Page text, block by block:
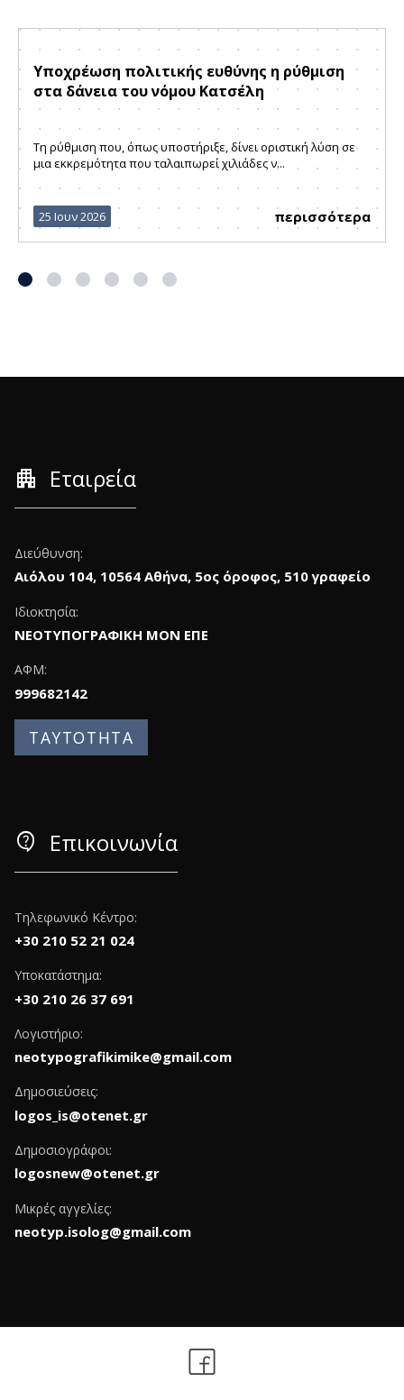
Υποχρέωση πολιτικής ευθύνης η ρύθμιση
στα δάνεια του νόμου Κατσέλη
Τη ρύθμιση που, όπως υποστήριξε, δίνει οριστική λύση σε
μια εκκρεμότητα που ταλαιπωρεί χιλιάδες ν...
25 Ιουν 2026 περισσότερα
apartment Εταιρεία
Διεύθυνση:
Αιόλου 104, 10564 Αθήνα, 5ος όροφος, 510 γραφείο
Ιδιοκτησία:
ΝΕΟΤΥΠΟΓΡΑΦΙΚΗ ΜΟΝ ΕΠΕ
ΑΦΜ:
999682142
ΤΑΥΤΟΤΗΤΑ
contact_support Επικοινωνία
Τηλεφωνικό Κέντρο:
+30 210 52 21 024
Υποκατάστημα:
+30 210 26 37 691
Λογιστήριο:
neotypografikimike@gmail.com
Δημοσιεύσεις:
logos_is@otenet.gr
Δημοσιογράφοι:
logosnew@otenet.gr
Μικρές αγγελίες:
neotyp.isolog@gmail.com